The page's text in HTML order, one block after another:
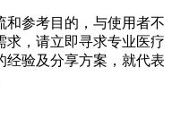
和参考目的，与使用者不
求，请立即寻求专业医疗
经验及分享方案，就代表